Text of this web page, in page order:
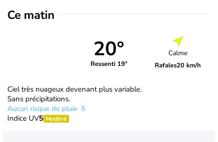
Ce matin
20°
Ressenti 19°
Calme
Rafales20 km/h
Ciel très nuageux devenant plus variable.
Sans précipitations.
Aucun risque de pluie
Indice UV5 Modéré